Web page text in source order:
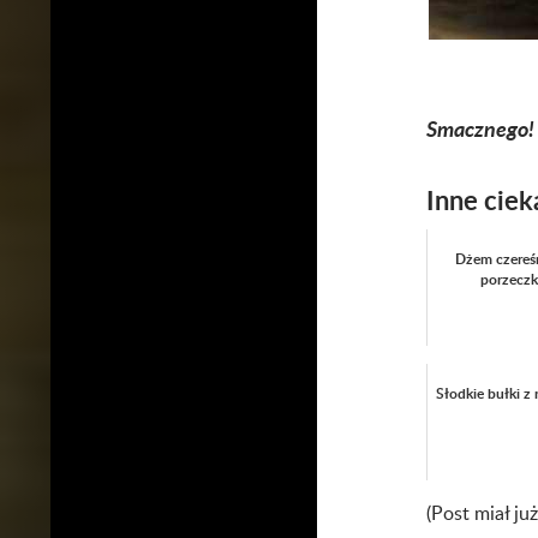
Smacznego!
Inne
Dżem
Słodkie bułki z
(Post miał